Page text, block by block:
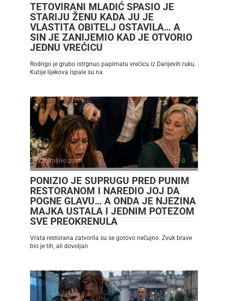
TETOVIRANI MLADIĆ SPASIO JE
STARIJU ŽENU KADA JU JE
VLASTITA OBITELJ OSTAVILA… A
SIN JE ZANIJEMIO KAD JE OTVORIO
JEDNU VREĆICU
Rodrigo je grubo istrgnuo papirnatu vrećicu iz Darijevih ruku.
Kutije lijekova ispale su na
Zanimljivo znati 0
PONIZIO JE SUPRUGU PRED PUNIM
RESTORANOM I NAREDIO JOJ DA
POGNE GLAVU… A ONDA JE NJEZINA
MAJKA USTALA I JEDNIM POTEZOM
SVE PREOKRENULA
Vrata restorana zatvorila su se gotovo nečujno. Zvuk brave
bio je tih, ali dovoljan